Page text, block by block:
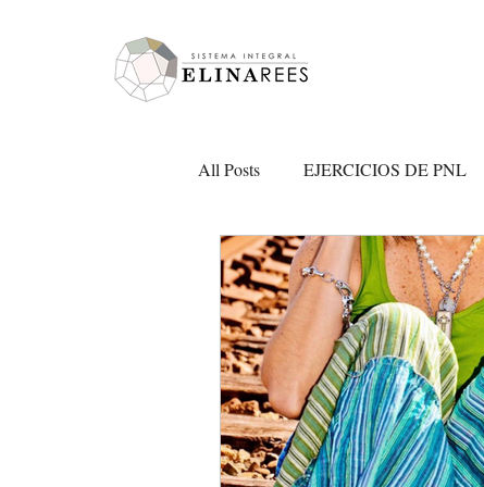
All Posts EJERCICIOS DE PNL
Certificacion PNL Amor